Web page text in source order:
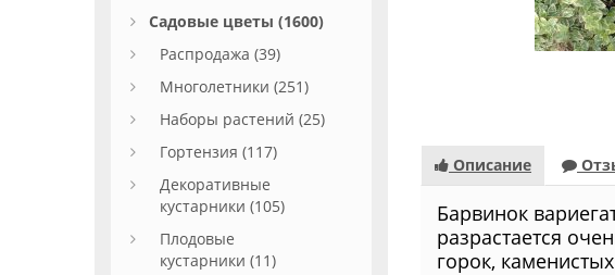
Описание
Барвинок
разрастается
горок,
Садовые цветы (1600)
Распродажа (39)
Многолетники (251)
Наборы растений (25)
Гортензия (117)
Декоративные
кустарники (105)
Плодовые
кустарники (11)